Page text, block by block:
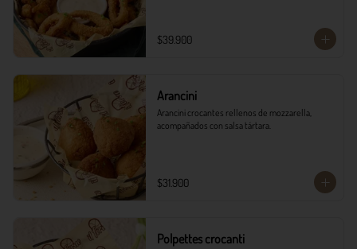
$39.900
Arancini
Arancini crocantes rellenos de mozzarella,
acompañados con salsa tártara.
$31.900
Polpettes crocanti